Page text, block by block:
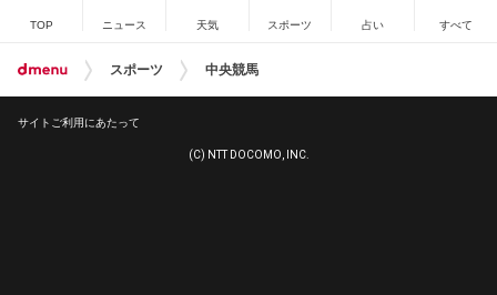
TOP ニュース 天気 スポーツ 占い すべて
スポーツ 中央競馬
サイトご利用にあたって
(C) NTT DOCOMO, INC.